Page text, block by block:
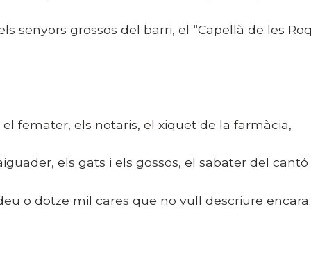
senyors grossos del barri, el “Capellà de les
femater, els notaris, el xiquet de la farmàcia,
els gats i els gossos, el sabater del cantó
o dotze mil cares que no vull descriure encara.